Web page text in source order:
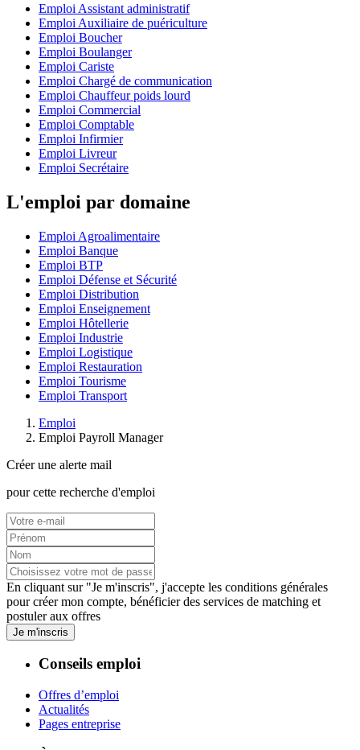
Emploi Assistant administratif
Emploi Auxiliaire de puériculture
Emploi Boucher
Emploi Boulanger
Emploi Cariste
Emploi Chargé de communication
Emploi Chauffeur poids lourd
Emploi Commercial
Emploi Comptable
Emploi Infirmier
Emploi Livreur
Emploi Secrétaire
L'emploi par domaine
Emploi Agroalimentaire
Emploi Banque
Emploi BTP
Emploi Défense et Sécurité
Emploi Distribution
Emploi Enseignement
Emploi Hôtellerie
Emploi Industrie
Emploi Logistique
Emploi Restauration
Emploi Tourisme
Emploi Transport
Emploi
Emploi Payroll Manager
Créer une alerte mail
pour cette recherche d'emploi
En cliquant sur "Je m'inscris", j'accepte les conditions générales
pour créer mon compte, bénéficier des services de matching et
postuler aux offres
Je m'inscris
Conseils emploi
Offres d’emploi
Actualités
Pages entreprise